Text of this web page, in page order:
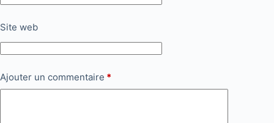
Site web
Ajouter un commentaire *